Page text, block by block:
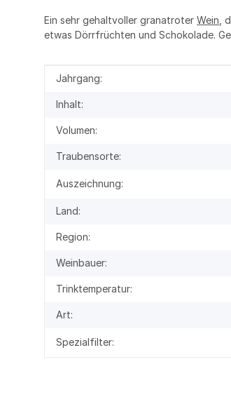
Ein sehr gehaltvoller granatroter Wein ,
etwas Dörrfrüchten und Schokolade.
Produkteigenschaft
Wert
Jahrgang:
Inhalt:
Volumen:
Traubensorte:
Auszeichnung:
Land:
Region:
Weinbauer:
Trinktemperatur:
Art:
Spezialfilter: